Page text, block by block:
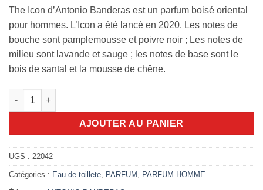
The Icon d’Antonio Banderas est un parfum boisé oriental
pour hommes. L’Icon a été lancé en 2020. Les notes de
bouche sont pamplemousse et poivre noir ; Les notes de
milieu sont lavande et sauge ; les notes de base sont le
bois de santal et la mousse de chêne.
quantité de The Icon Antonio Banderas 100ml
AJOUTER AU PANIER
UGS : 22042
Catégories : Eau de toillete PARFUM PARFUM HOMME